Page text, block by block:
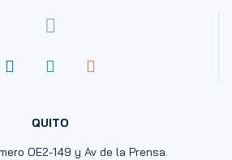
QUITO
OE2-149 y Av de la Prensa.